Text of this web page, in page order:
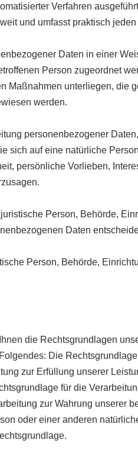
Verfahren
und umfasst praktisch
Daten in einer
Person zugeordnet
Maßnahmen unterliegen,
werden.
personenbezogener
sich auf eine natürliche
persönliche Vorlieben,
Person, Behörde,
Daten
Person, Behörde,
die Rechtsgrundlagen
Die
zur Erfüllung unserer
für die
zur Wahrung unserer
oder einer anderen